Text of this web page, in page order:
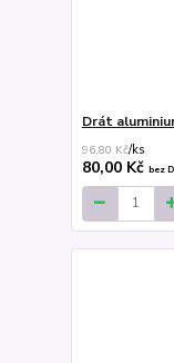
Drát
96,80 Kč/ks
80,00 Kč bez